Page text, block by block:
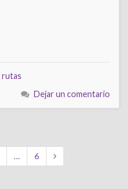
rutas
Dejar un comentario
… 6